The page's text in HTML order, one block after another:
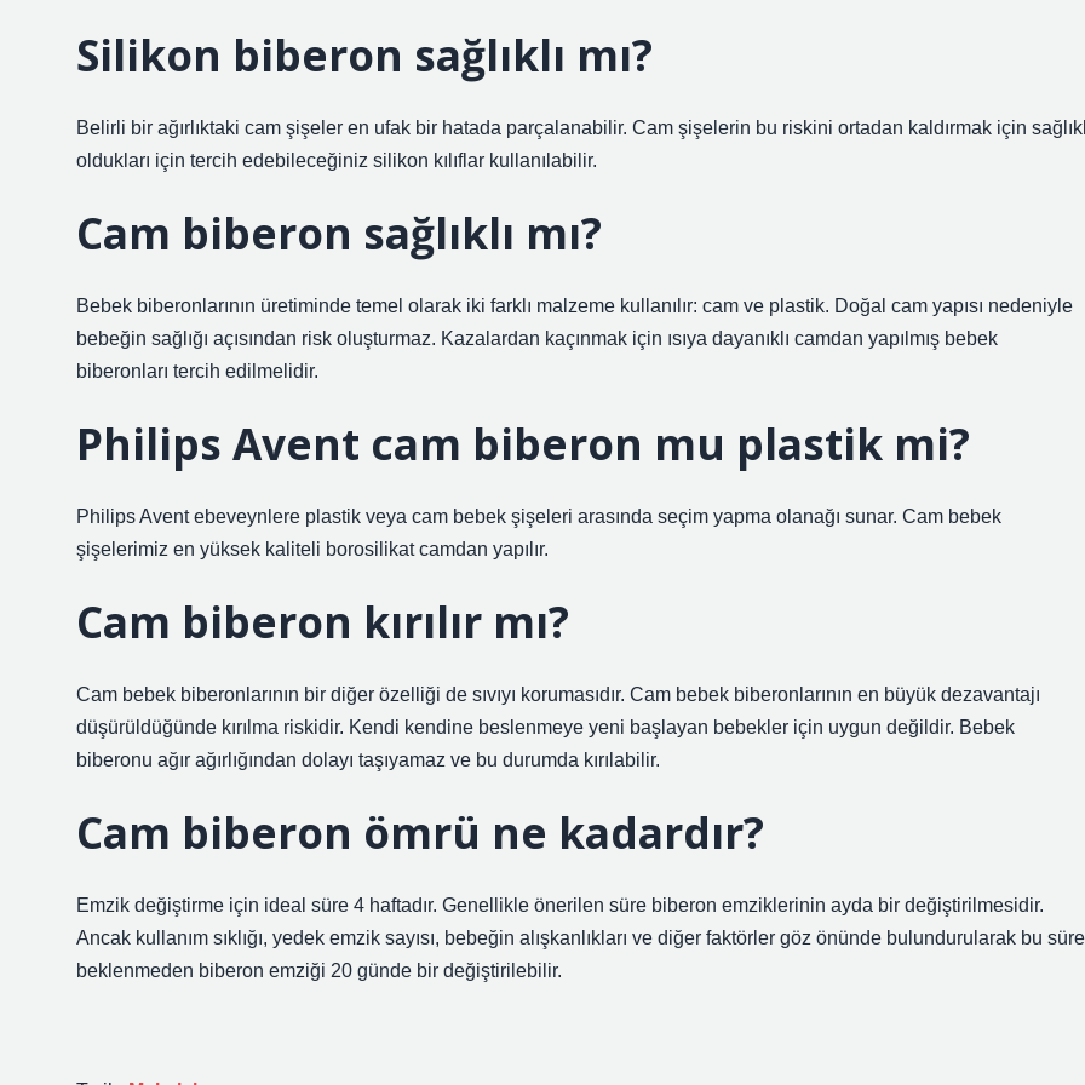
Silikon biberon sağlıklı mı?
Belirli bir ağırlıktaki cam şişeler en ufak bir hatada parçalanabilir. Cam şişelerin bu riskini ortadan kaldırmak için
oldukları için tercih edebileceğiniz silikon kılıflar kullanılabilir.
Cam biberon sağlıklı mı?
Bebek biberonlarının üretiminde temel olarak iki farklı malzeme kullanılır: cam ve plastik. Doğal cam yapısı nedeniyle
bebeğin sağlığı açısından risk oluşturmaz. Kazalardan kaçınmak için ısıya dayanıklı camdan yapılmış bebek
biberonları tercih edilmelidir.
Philips Avent cam biberon mu plastik mi?
Philips Avent ebeveynlere plastik veya cam bebek şişeleri arasında seçim yapma olanağı sunar. Cam bebek
şişelerimiz en yüksek kaliteli borosilikat camdan yapılır.
Cam biberon kırılır mı?
Cam bebek biberonlarının bir diğer özelliği de sıvıyı korumasıdır. Cam bebek biberonlarının en büyük dezavantajı
düşürüldüğünde kırılma riskidir. Kendi kendine beslenmeye yeni başlayan bebekler için uygun değildir. Bebek
biberonu ağır ağırlığından dolayı taşıyamaz ve bu durumda kırılabilir.
Cam biberon ömrü ne kadardır?
Emzik değiştirme için ideal süre 4 haftadır. Genellikle önerilen süre biberon emziklerinin ayda bir değiştirilmesidir.
Ancak kullanım sıklığı, yedek emzik sayısı, bebeğin alışkanlıkları ve diğer faktörler göz önünde bulundurularak bu süre
beklenmeden biberon emziği 20 günde bir değiştirilebilir.